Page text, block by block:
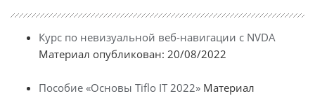
Курс по невизуальной веб-навигации с NVDA
Материал опубликован: 20/08/2022
Пособие «Основы Tiflo IT 2022» Материал